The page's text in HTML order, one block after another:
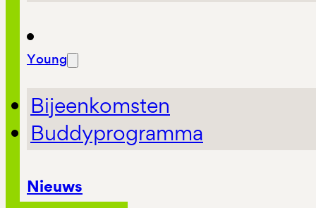
Young
Bijeenkomsten
Buddyprogramma
Nieuws